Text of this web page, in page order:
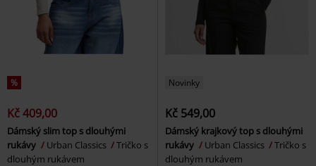
%
Kč 409,00
Dámský slim top s dlouhými
rukávy
Urban Classics
Tričko s
dlouhým rukávem
Novinky
Kč 549,00
Dámský krajkový top s dlouhými
rukávy
Urban Classics
Tričko s
dlouhým rukávem